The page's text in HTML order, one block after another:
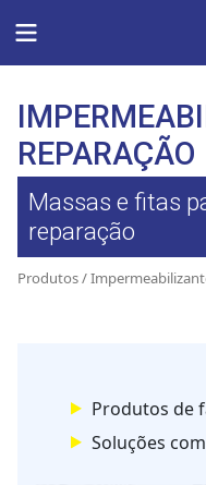
Menu
REPARAÇÃO
Massas e fitas
reparação
Produtos/
Produtos de
Soluções